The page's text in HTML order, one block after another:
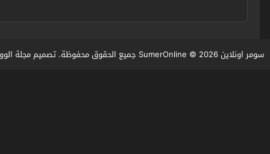
سومر اونلاين SumerOnline© 2026 جميع الحقوق محفوظة. تصميم مجلة